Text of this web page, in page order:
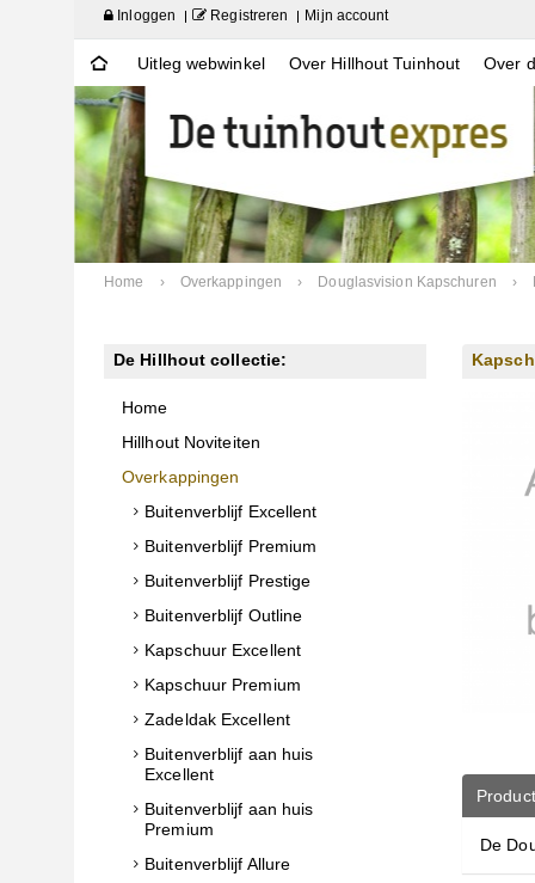
Inloggen Registreren Mijn account
Uitleg webwinkel Over Hillhout Tuinhout Over
Home › Overkappingen › Douglasvision Kapschuren ›
De Hillhout collectie:
Home
Hillhout Noviteiten
Overkappingen
Buitenverblijf Excellent
Buitenverblijf Premium
Buitenverblijf Prestige
Buitenverblijf Outline
Kapschuur Excellent
Kapschuur Premium
Zadeldak Excellent
Buitenverblijf aan huis
Excellent
Buitenverblijf aan huis
Premium
Buitenverblijf Allure
De